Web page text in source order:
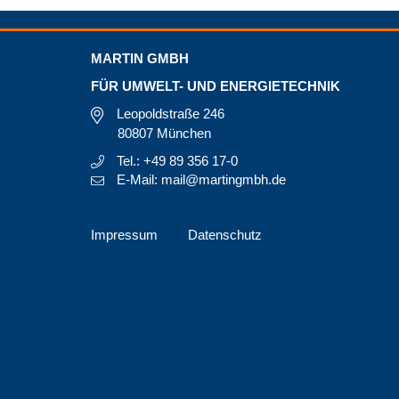
MARTIN GMBH
FÜR UMWELT- UND ENERGIETECHNIK
Leopoldstraße 246
80807 München
Tel.: +49 89 356 17-0
E-Mail: mail@martingmbh.de
Impressum Datenschutz